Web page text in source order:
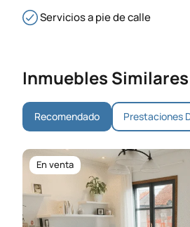
Servicios a pie de calle
Inmuebles Similares
Recomendado Prestaciones
En venta